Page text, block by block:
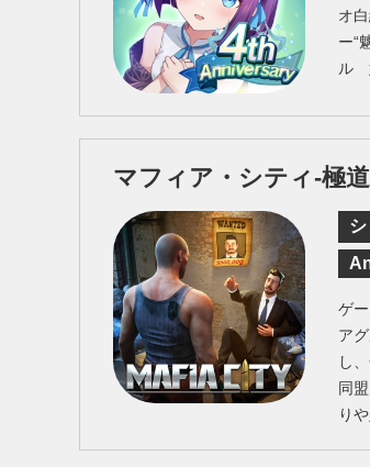
オ
ー“
ル
マフィア・シティ-極
ゲ
ア
し
同
り